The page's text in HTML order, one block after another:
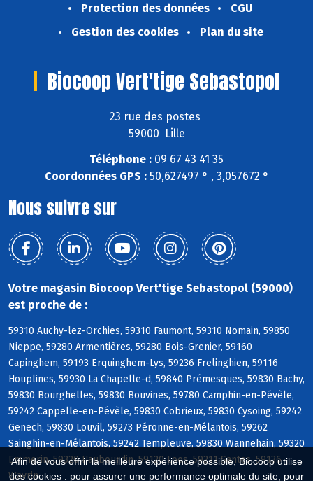
Afin de vous offrir la meilleure expérience possible, Biocoop utilise
des cookies : pour assurer une performance optimale du site, pour
Protection des données
CGU
Gestion des cookies
Plan du site
Biocoop Vert'tige Sebastopol
23 rue des postes
59000 Lille
Téléphone : 09 67 43 41 35
Coordonnées GPS :50,627497 ° , 3,057672 °
Nous suivre sur
Votre magasin Biocoop Vert'tige Sebastopol (59000)
est proche de :
59310 Auchy-lez-Orchies, 59310 Faumont, 59310 Nomain, 59850
Nieppe, 59280 Armentières, 59280 Bois-Grenier, 59160
Capinghem, 59193 Erquinghem-Lys, 59236 Frelinghien, 59116
Houplines, 59930 La Chapelle-d, 59840 Prémesques, 59830 Bachy,
59830 Bourghelles, 59830 Bouvines, 59780 Camphin-en-Pévèle,
59242 Cappelle-en-Pévèle, 59830 Cobrieux, 59830 Cysoing, 59242
Genech, 59830 Louvil, 59273 Péronne-en-Mélantois, 59262
Sainghin-en-Mélantois, 59242 Templeuve, 59830 Wannehain, 59320
Emmerin, 59320 Haubourdin, 59120 Loos, 59211 Santes, 59136
Wavrin